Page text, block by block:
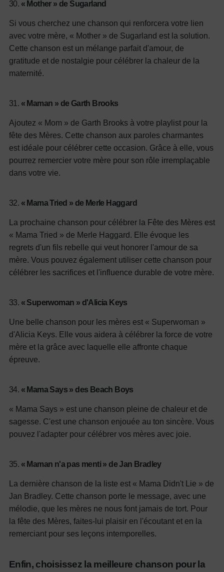
30. « Mother » de Sugarland
Si vous cherchez une chanson qui renforcera votre lien
avec votre mère, « Mother » de Sugarland est la solution.
Cette chanson est un mélange parfait d'amour, de
gratitude et de nostalgie pour célébrer la chaleur de la
maternité.
31. « Maman » de Garth Brooks
Ajoutez « Mom » de Garth Brooks à votre playlist pour la
fête des Mères. Cette chanson aux paroles charmantes
est idéale pour célébrer cette occasion. Grâce à elle, vous
pourrez remercier votre mère pour son rôle irremplaçable
dans votre vie.
32. « Mama Tried » de Merle Haggard
La prochaine chanson pour célébrer la Fête des Mères est
« Mama Tried » de Merle Haggard. Elle évoque les
regrets d'un fils rebelle qui veut honorer l'amour de sa
mère. Vous pouvez également utiliser cette chanson pour
célébrer les sacrifices et l'influence durable de votre mère.
33. « Superwoman » d'Alicia Keys
Une belle chanson pour les mères est « Superwoman »
d'Alicia Keys. Elle vous aidera à célébrer la force de votre
mère et la grâce avec laquelle elle affronte chaque
épreuve.
34. « Mama Says » des Beach Boys
« Mama Says » est une chanson pleine de chaleur et de
sagesse. C'est une chanson enjouée au ton sincère. Vous
pouvez l'adapter pour célébrer vos mères avec joie.
35. « Maman n'a pas menti » de Jan Bradley
La dernière chanson de la liste est « Mama Didn't Lie » de
Jan Bradley. Cette chanson porte le message, avec une
mélodie, que les mères ne nous font jamais de tort. Pour
la fête des Mères, faites-lui plaisir en l'écoutant et en la
remerciant pour ses leçons intemporelles.
Enfin, choisissez la meilleure chanson pour la